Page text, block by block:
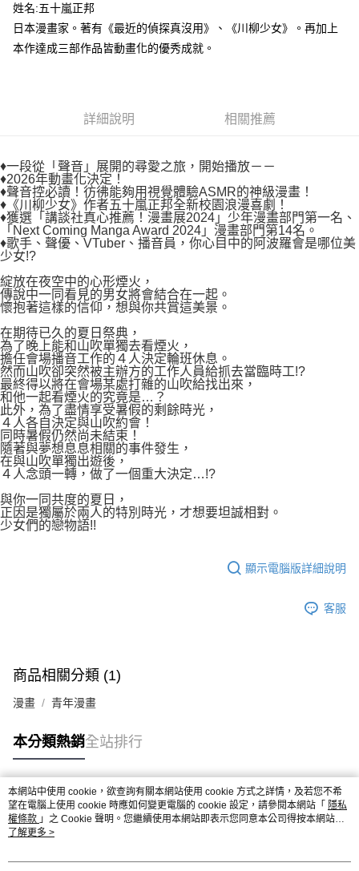
※ 請注意：結帳手續完成當下不需立刻繳費，但若您需要取消訂單，請聯絡
購買商品的店家。未經商家同意取消之訂單仍視為有效，需透過AFTEE先享
後付繳納相關費用。
※ 交易是否成功請以「AFTEE先享後付 」之結帳頁面顯示為準，若有關於
１．透過由恩沛科技股份有限公司提供之「AFTEE先享後付」服務完成之交
２．關於個人資料處理事宜，請瀏覽以下網址：
https://aftee.tw/terms/#terms3
３．未成年的使用者請事先徵得法定代理人或監護人之同意方可使用
「AFTEE先享後付」，若未經同意申辦者引起之損失，本公司不負相關責
任。
４．使用「AFTEE先享後付」時，將依據個別帳號之用戶狀況，依本公司即
時審查核予不同之上限額度；若仍有額度不足之情形，本公司將視審查結果
５．嚴禁一人註冊多個帳號或使用他人資訊註冊。若發現惡意使用之情形，
恩沛科技股份有限公司將有權停止該用戶之使用額度並採取法律行動。
每筆NT$80，滿NT$500(含以上)免運費
付款後萊爾富取貨
每筆NT$80，滿NT$500(含以上)免運費
每筆NT$80，滿NT$500(含以上)免運費
宅配
每筆NT$100，滿NT$800(含以上)免運費
國家/地區配送
姓名:五十嵐正邦
日本漫畫家。著有《最近的偵探真沒用》、《川柳少女》。再加上
本作達成三部作品皆動畫化的優秀成就。
詳細說明 相關推薦
♦一段從「聲音」展開的尋愛之旅，開始播放－－
♦2026年動畫化決定！
♦聲音控必讀！彷彿能夠用視覺體驗ASMR的神級漫畫！
♦《川柳少女》作者五十嵐正邦全新校園浪漫喜劇！
♦獲選「講談社真心推薦！漫畫展2024」少年漫畫部門第一名、
「Next Coming Manga Award 2024」漫畫部門第14名。
♦歌手、聲優、VTuber、播音員，你心目中的阿波羅會是哪位美
少女!?
綻放在夜空中的心形煙火，
傳說中一同看見的男女將會結合在一起。
懷抱著這樣的信仰，想與你共賞這美景。
在期待已久的夏日祭典，
為了晚上能和山吹單獨去看煙火，
擔任會場播音工作的４人決定輪班休息。
然而山吹卻突然被主辦方的工作人員給抓去當臨時工!?
最終得以將在會場某處打雜的山吹給找出來，
和他一起看煙火的究竟是…？
此外，為了盡情享受暑假的剩餘時光，
４人各自決定與山吹約會！
同時暑假仍然尚未結束！
隨著與夢想息息相關的事件發生，
在與山吹單獨出遊後，
４人念頭一轉，做了一個重大決定…!?
與你一同共度的夏日，
正因是獨屬於兩人的特別時光，才想要坦誠相對。
少女們的戀物語!!
顯示電腦版詳細說明
客服
商品相關分類 (1)
漫畫 青年漫畫
本分類熱銷全站排行
熱門標籤
本網站中使用 cookie，欲查詢有關本網站使用 cookie 方式之詳情，及若您不希
望在電腦上使用 cookie 時應如何變更電腦的 cookie 設定，請參閱本網站「 隱私
權條款 」之 Cookie 聲明。您繼續使用本網站即表示您同意本公司得按本網站使
用條款之 Cookie 聲明使用 cookie。
了解更多 >